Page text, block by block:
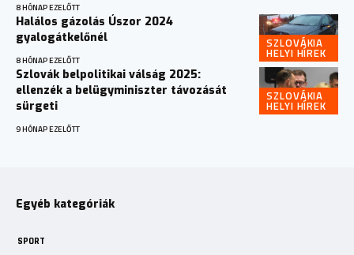
8 HÓNAP EZELŐTT
SZLOVÁKIA
HELYI HÍREK
Halálos gázolás Úszor 2024
gyalogátkelőnél
8 HÓNAP EZELŐTT
SZLOVÁKIA
HELYI HÍREK
Szlovák belpolitikai válság 2025:
ellenzék a belügyminiszter távozását
sürgeti
9 HÓNAP EZELŐTT
Egyéb kategóriák
SPORT